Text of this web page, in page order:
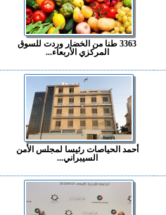
3363 طنا من الخضار وردت للسوق
المركزي الأربعاء...
أحمد الحياصات رئيسا لمجلس الأمن
السيبراني...